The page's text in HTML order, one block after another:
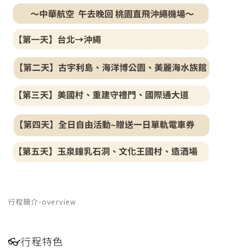
行程簡介-overview
👓行程特色